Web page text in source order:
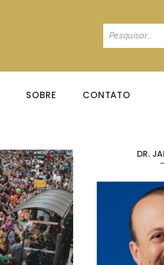
SOBRE CONTATO
DR.